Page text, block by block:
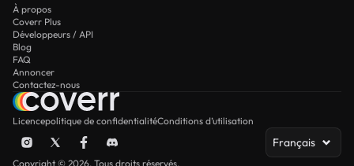
À propos
Coverr Plus
Développeurs / API
Blog
FAQ
Annoncer
Contactez-nous
Licencepolitique de confidentialitéConditions d’utilisation
Français
Copyright © 2026. Tous droits réservés.